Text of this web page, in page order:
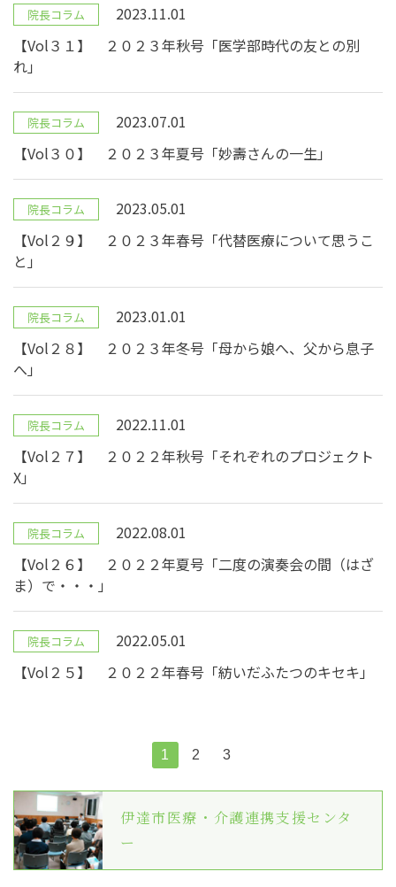
院長コラム
2023.11.01
【Vol３１】 ２０２３年秋号「医学部時代の友との別
れ」
院長コラム
2023.07.01
【Vol３０】 ２０２３年夏号「妙壽さんの一生」
院長コラム
2023.05.01
【Vol２９】 ２０２３年春号「代替医療について思うこ
と」
院長コラム
2023.01.01
【Vol２８】 ２０２３年冬号「母から娘へ、父から息子
へ」
院長コラム
2022.11.01
【Vol２７】 ２０２２年秋号「それぞれのプロジェクト
X」
院長コラム
2022.08.01
【Vol２６】 ２０２２年夏号「二度の演奏会の間（はざ
ま）で・・・」
院長コラム
2022.05.01
【Vol２５】 ２０２２年春号「紡いだふたつのキセキ」
1 2 3
伊達市医療・介護連携支援センタ
ー